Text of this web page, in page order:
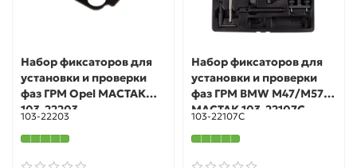
Набор фиксаторов для
установки и проверки
фаз ГРМ Opel МАСТАК
103-22203
103-22203
Набор фиксаторов для
установки и проверки
фаз ГРМ BMW M47/M57
МАСТАК 103-22107C
103-22107C